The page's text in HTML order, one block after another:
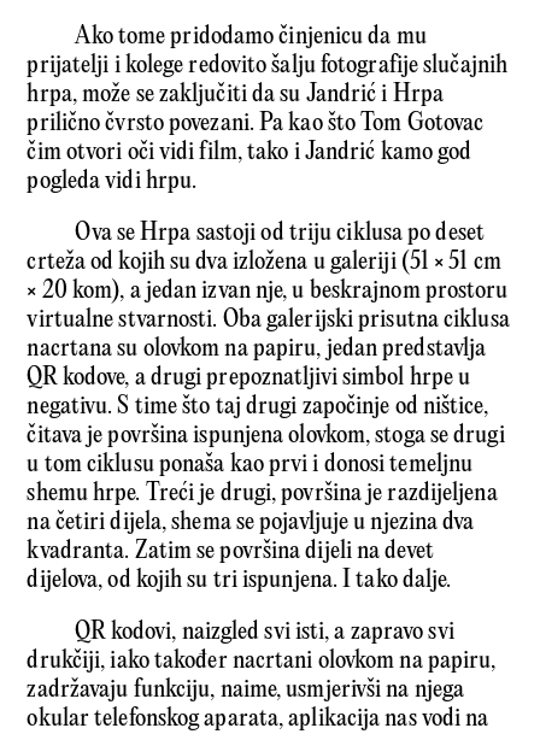
Ako tome pridodamo činjenicu da mu
prijatelji i kolege redovito šalju fotografije slučajnih
hrpa, može se zaključiti da su Jandrić i Hrpa
prilično čvrsto povezani. Pa kao što Tom Gotovac
čim otvori oči vidi film, tako i Jandrić kamo god
pogleda vidi hrpu.
Ova se Hrpa sastoji od triju ciklusa po deset
crteža od kojih su dva izložena u galeriji (51 × 51 cm
× 20 kom), a jedan izvan nje, u beskrajnom prostoru
virtualne stvarnosti. Oba galerijski prisutna ciklusa
nacrtana su olovkom na papiru, jedan predstavlja
QR kodove, a drugi prepoznatljivi simbol hrpe u
negativu. S time što taj drugi započinje od ništice,
čitava je površina ispunjena olovkom, stoga se drugi
u tom ciklusu ponaša kao prvi i donosi temeljnu
shemu hrpe. Treći je drugi, površina je razdijeljena
na četiri dijela, shema se pojavljuje u njezina dva
kvadranta. Zatim se površina dijeli na devet
dijelova, od kojih su tri ispunjena. I tako dalje.
QR kodovi, naizgled svi isti, a zapravo svi
drukčiji, iako također nacrtani olovkom na papiru,
zadržavaju funkciju, naime, usmjerivši na njega
okular telefonskog aparata, aplikacija nas vodi na